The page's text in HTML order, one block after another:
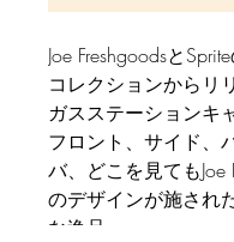
Joe Freshgoodsと
コレクションからリ
ガスステーションキ
フロント、サイド、
バ、どこを見てもJoe
のデザインが施され
な逸品。